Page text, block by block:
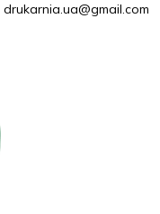
drukarnia.ua@gmail.com